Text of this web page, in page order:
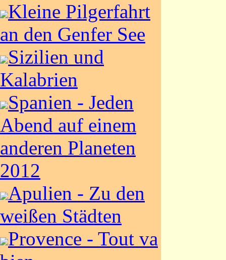
Kleine Pilgerfahrt
an den Genfer See
Sizilien und
Kalabrien
Spanien - Jeden
Abend auf einem
anderen Planeten
2012
Apulien - Zu den
weißen Städten
Provence - Tout va